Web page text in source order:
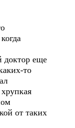
доктор еще
то
от таких